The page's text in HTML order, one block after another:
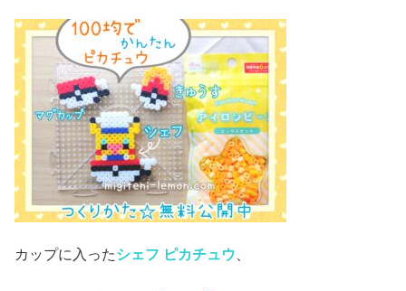
カップに入ったシェフ ピカチュウ